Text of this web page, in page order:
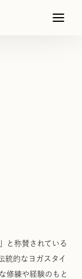
と称賛されている
統的なヨガスタイ
修練や経験のもと